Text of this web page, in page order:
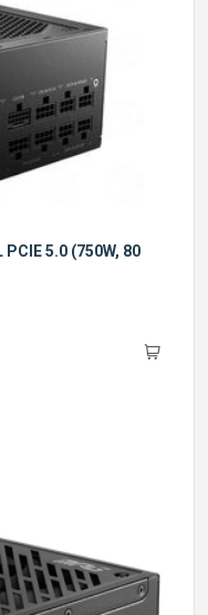
5.0 (750W, 80